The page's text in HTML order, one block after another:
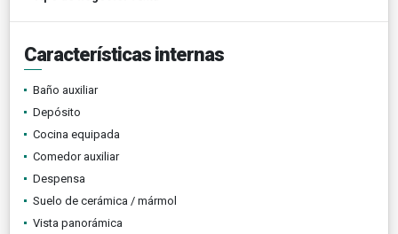
Características internas
Baño auxiliar
Depósito
Cocina equipada
Comedor auxiliar
Despensa
Suelo de cerámica / mármol
Vista panorámica